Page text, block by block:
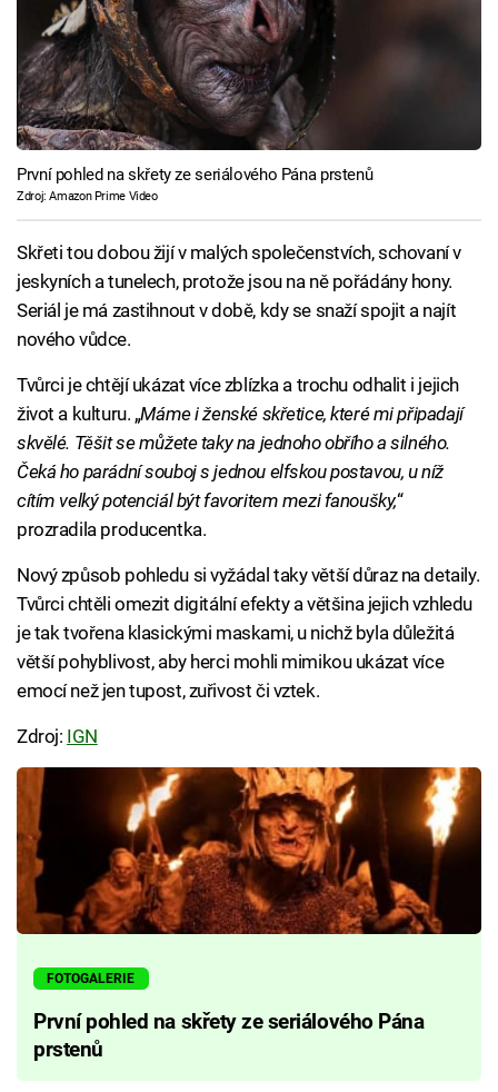
První pohled na skřety ze seriálového Pána prstenů
Zdroj: Amazon Prime Video
Skřeti tou dobou žijí v malých společenstvích, schovaní v
jeskyních a tunelech, protože jsou na ně pořádány hony.
Seriál je má zastihnout v době, kdy se snaží spojit a najít
nového vůdce.
Tvůrci je chtějí ukázat více zblízka a trochu odhalit i jejich
život a kulturu. „Máme i ženské skřetice, které mi připadají
skvělé. Těšit se můžete taky na jednoho obřího a silného.
Čeká ho parádní souboj s jednou elfskou postavou, u níž
cítím velký potenciál být favoritem mezi fanoušky,“
prozradila producentka.
Nový způsob pohledu si vyžádal taky větší důraz na detaily.
Tvůrci chtěli omezit digitální efekty a většina jejich vzhledu
je tak tvořena klasickými maskami, u nichž byla důležitá
větší pohyblivost, aby herci mohli mimikou ukázat více
emocí než jen tupost, zuřivost či vztek.
Zdroj: IGN
FOTOGALERIE
První pohled na skřety ze seriálového Pána
prstenů